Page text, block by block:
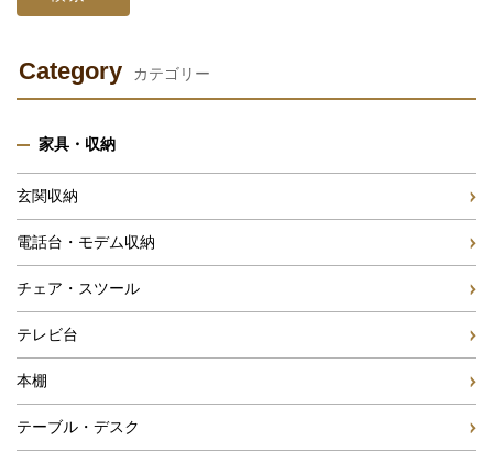
Category カテゴリー
家具・収納
玄関収納
電話台・モデム収納
チェア・スツール
テレビ台
本棚
テーブル・デスク